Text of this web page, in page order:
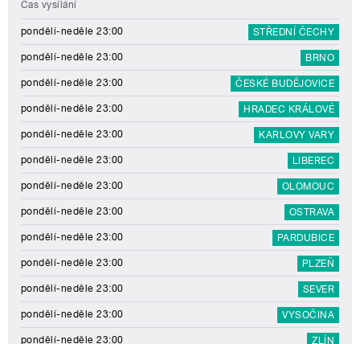
Čas vysílání
pondělí-neděle 23:00 STŘEDNÍ ČECHY
pondělí-neděle 23:00 BRNO
pondělí-neděle 23:00 ČESKÉ BUDĚJOVICE
pondělí-neděle 23:00 HRADEC KRÁLOVÉ
pondělí-neděle 23:00 KARLOVY VARY
pondělí-neděle 23:00 LIBEREC
pondělí-neděle 23:00 OLOMOUC
pondělí-neděle 23:00 OSTRAVA
pondělí-neděle 23:00 PARDUBICE
pondělí-neděle 23:00 PLZEŇ
pondělí-neděle 23:00 SEVER
pondělí-neděle 23:00 VYSOČINA
pondělí-neděle 23:00 ZLÍN